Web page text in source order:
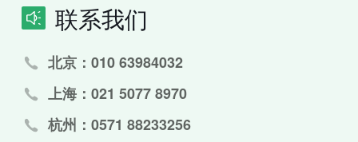
联系我们
北京：010 63984032
上海：021 5077 8970
杭州：0571 88233256